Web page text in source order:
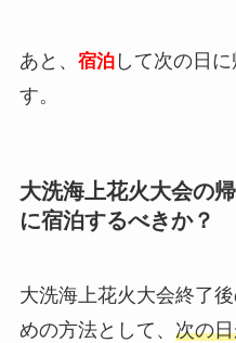
あと、 宿泊して次の日
す。
大洗海上花火大会の
に宿泊するべきか？
大洗海上花火大会終了
めの方法として、 次の